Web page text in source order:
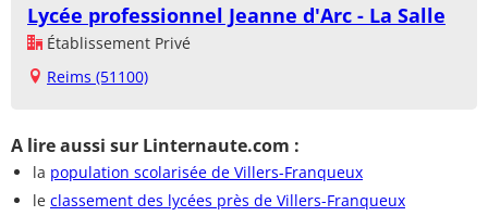
Lycée professionnel Jeanne d'Arc - La Salle
Établissement Privé
Reims (51100)
A lire aussi sur Linternaute.com :
la population scolarisée de Villers-Franqueux
le classement des lycées près de Villers-Franqueux